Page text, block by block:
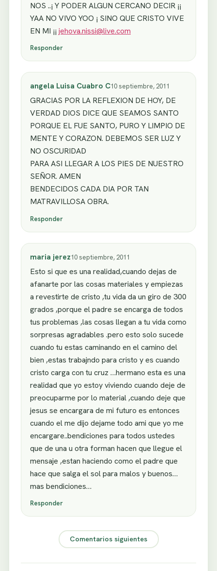
NOS ..¡ Y PODER ALGUN CERCANO DECIR ¡¡
YAA NO VIVO YOO ¡ SINO QUE CRISTO VIVE
EN MI ¡¡ jehova.nissi@live.com
Responder
angela Luisa Cuabro C10 septiembre, 2011
GRACIAS POR LA REFLEXION DE HOY, DE
VERDAD DIOS DICE QUE SEAMOS SANTO
PORQUE EL FUE SANTO, PURO Y LIMPIO DE
MENTE Y CORAZON. DEBEMOS SER LUZ Y
NO OSCURIDAD
PARA ASI LLEGAR A LOS PIES DE NUESTRO
SEÑOR. AMEN
BENDECIDOS CADA DIA POR TAN
MATRAVILLOSA OBRA.
Responder
maria jerez10 septiembre, 2011
Esto si que es una realidad,cuando dejas de
afanarte por las cosas materiales y empiezas
a revestirte de cristo ,tu vida da un giro de 300
grados ,porque el padre se encarga de todos
tus problemas ,las cosas llegan a tu vida como
sorpresas agradables .pero esto solo sucede
cuando tu estas caminando en el camino del
bien ,estas trabajndo para cristo y es cuando
cristo carga con tu cruz …hermano esta es una
realidad que yo estoy viviendo cuando deje de
preocuparme por lo material ,cuando deje que
jesus se encargara de mi futuro es entonces
cuando el me dijo dejame todo ami que yo me
encargare..bendiciones para todos ustedes
que de una u otra forman hacen que llegue el
mensaje ,estan haciendo como el padre que
hace que salga el sol para malos y buenos…
mas bendiciones…
Responder
Comentarios siguientes